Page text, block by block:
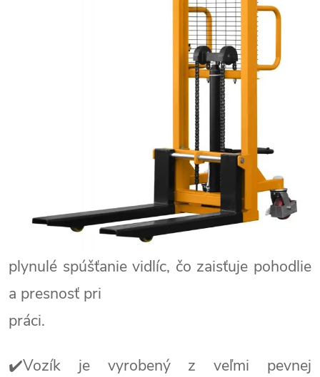
plynulé spúšťanie vidlíc, čo zaisťuje pohodlie
a presnosť pri
práci.
✔️Vozík je vyrobený z veľmi pevnej